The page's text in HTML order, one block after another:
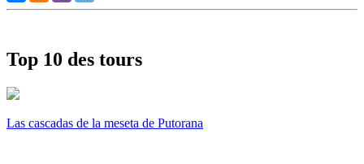
Top 10 des tours
Las cascadas de la meseta de Putorana